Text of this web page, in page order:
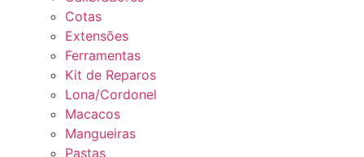
Cotas
Extensões
Ferramentas
Kit de Reparos
Lona/Cordonel
Macacos
Mangueiras
Pastas